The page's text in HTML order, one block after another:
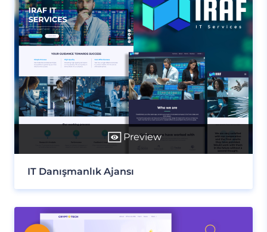
Preview
IT Danışmanlık Ajansı